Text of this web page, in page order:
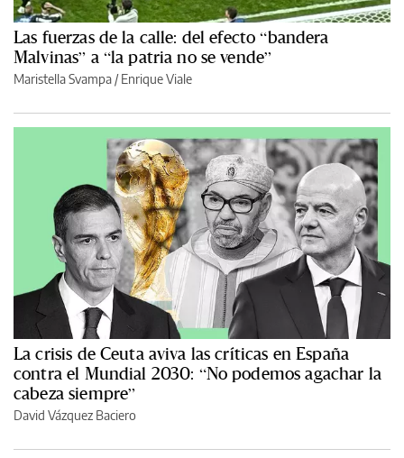
Las fuerzas de la calle: del efecto “bandera
Malvinas” a “la patria no se vende”
Maristella Svampa /Enrique Viale
La crisis de Ceuta aviva las críticas en España
contra el Mundial 2030: “No podemos agachar la
cabeza siempre”
David Vázquez Baciero